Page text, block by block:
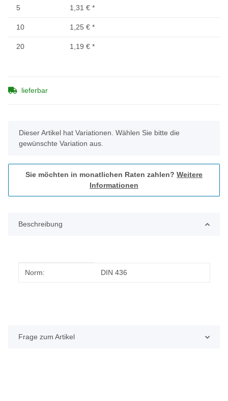
5 1,31 € *
10 1,25 € *
20 1,19 € *
lieferbar
x
Dieser Artikel hat Variationen. Wählen Sie bitte die
gewünschte Variation aus.
Sie möchten in monatlichen Raten zahlen? Weitere
Informationen
Beschreibung
Produkteigenschaft
Wert
Norm: DIN 436
Frage zum Artikel